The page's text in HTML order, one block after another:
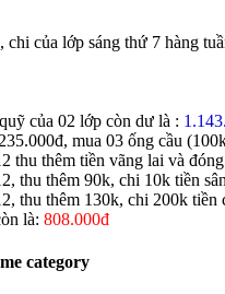
chi của lớp sáng thứ 7 hàng
của 02 lớp còn dư là :
mua 03 ống cầu
thu thêm tiền vãng lai và
thu thêm 90k, chi 10k tiền
thu thêm 130k, chi 200k tiền
là: 808.000đ
category